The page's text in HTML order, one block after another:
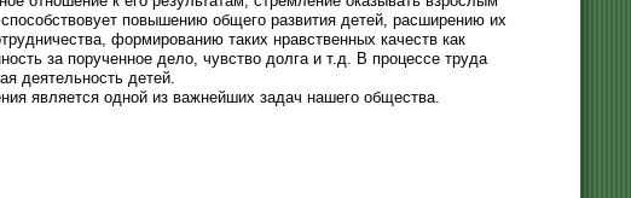
повышению общего развития детей, расширению их
формированию таких нравственных качеств как
за порученное дело, чувство долга и т.д. В процессе труда
деятельность детей.
является одной из важнейших задач нашего общества.